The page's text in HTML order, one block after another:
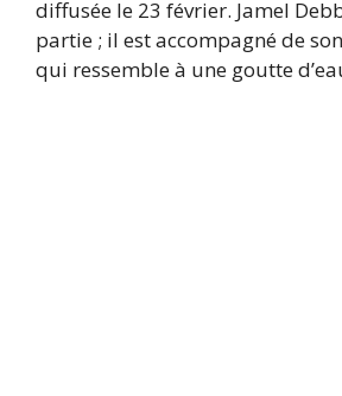
diffusée le 23 février. Jamel
partie ; il est accompagné de
qui ressemble à une goutte